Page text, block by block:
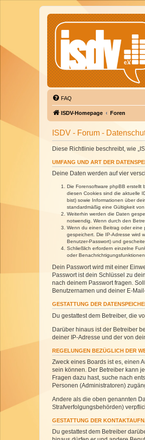
FAQ
ISDV-Homepage Foren
ISDV - Forum -
Diese Richtlinie beschreibt, wie
UMFANG UND ART DER
Deine Daten werden auf vier
Die Forensoftware phpBB erstellt
diesen Cookies sind die aktuelle
bist) sowie Informationen über
standardmäßig eine Gültigkeit
Weiterhin werden die Daten
notwendig. Wenn durch den
Wenn du einen Beitrag oder eine
gespeichert. Die IP-Adresse wird
Benutzer-Passwort) und
Schließlich erfordern einzelne
oder
Dein Passwort wird mit einer
Passwort ist dein Schlüssel zu
nach deinem Passwort fragen.
Benutzernamen und deiner E-
GESTATTUNG DER
Du gestattest dem Betreiber, die
Darüber hinaus ist der Betreiber
deiner IP-Adresse und der von
REGELUNGEN BEZÜGLICH DER
Zweck eines Boards ist es, einen
sein können. Der Betreiber kann
Fragen dazu hast, suche nach
Personen (Administratoren)
Andere als die oben genannten
Strafverfolgungsbehörden)
GESTATTUNG DER
Du gestattest dem Betreiber